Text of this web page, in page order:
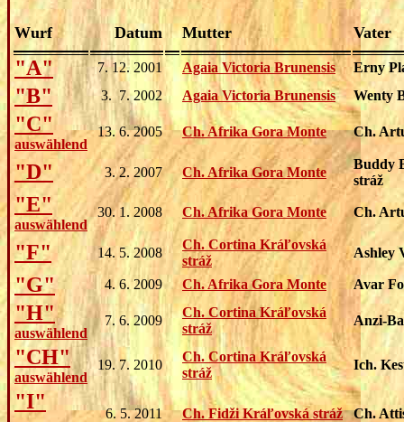
Wurf Datum Mutter Vater
"A" 7. 12. 2001 Agaia Victoria Brunensis Erny
"B" 3. 7. 2002 Agaia Victoria Brunensis Wenty
"C"
auswählend
13. 6. 2005 Ch. Afrika Gora Monte Ch.
"D" 3. 2. 2007 Ch. Afrika Gora Monte
Buddy
stráž
"E"
auswählend
30. 1. 2008 Ch. Afrika Gora Monte Ch.
"F" 14. 5. 2008
Ch. Cortina Kráľovská
stráž
Ashley
"G" 4. 6. 2009 Ch. Afrika Gora Monte Avar
"H"
auswählend
7. 6. 2009
Ch. Cortina Kráľovská
stráž
Anzi-
"CH"
auswählend
19. 7. 2010
Ch. Cortina Kráľovská
stráž
Ich.
"I"
6. 5. 2011 Ch. Fidži Kráľovská stráž Ch.